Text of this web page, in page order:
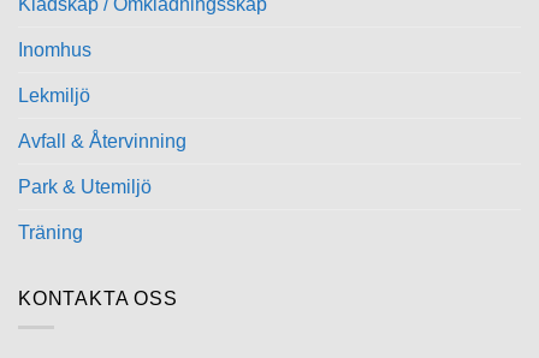
Inomhus
Lekmiljö
Avfall & Återvinning
Park & Utemiljö
Träning
KONTAKTA OSS